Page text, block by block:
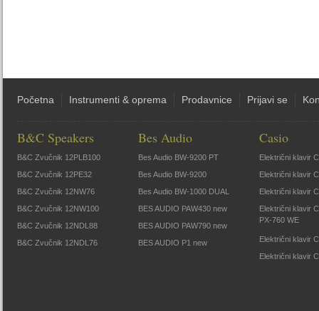
Početna Instrumenti & oprema Prodavnice Prijavi se
B&C Speakers
B&C Zvučnik 12PLB100
B&C Zvučnik 12PE32
B&C Zvučnik 12NW76
B&C Zvučnik 12NW100
B&C Zvučnik 12NDL88
B&C Zvučnik 12NDL76
Bes Audio
Bes Audio BW-9200 PT
Bes Audio BW-9200
Bes Audio BW-1000 DUAL
BES AUDIO PAW430 new
BES AUDIO PAW790 new
BES AUDIO P1 new
Casio
Električni klavir
Električni klavir
Električni klavir
Električni klavir
PX-760 WE
Električni klavir
Električni klavir